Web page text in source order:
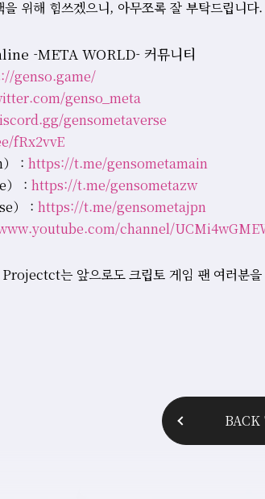
위해 힘쓰겠으니, 아무쪼록 잘 부탁드립니다.
-META WORLD- 커뮤니티
genso.game/
genso_meta
gensometaverse
fRx2vvE
: https://t.me/gensometamain
） : https://t.me/gensometazw
） : https://t.me/gensometajpn
channel/
는 앞으로도 크립토 게임 팬 여러분을